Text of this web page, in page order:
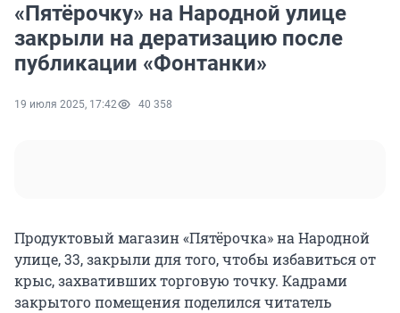
«Пятёрочку» на Народной улице
закрыли на дератизацию после
публикации «Фонтанки»
19 июля 2025, 17:42 40 358
Продуктовый магазин «Пятёрочка» на Народной
улице, 33, закрыли для того, чтобы избавиться от
крыс, захвативших торговую точку. Кадрами
закрытого помещения поделился читатель